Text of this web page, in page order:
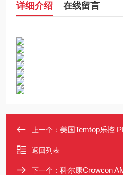
详细介绍 在线留言
上一个： 美国Temtop乐控
返回列表
下一个： 科尔康Crowcon AMG-2100 多